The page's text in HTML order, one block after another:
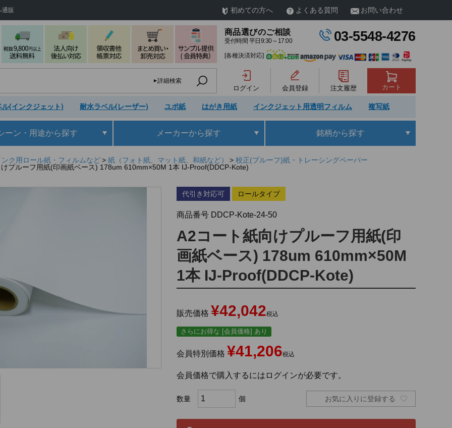
通販 初めての方へ よくある質問 お問い合わせ
商品選びのご相談
受付時間 平日9:30～17:00 03-5548-4276
[各種決済対応]
詳細検索
ログイン 会員登録 注文履歴 カート
(インクジェット) 耐水ラベル(レーザー) ユポ紙 はがき用紙 インクジェット用透明フィルム 複写紙
ーン・用途から探す メーカーから探す 銘柄から探す
ク用ロール紙・フィルムなど 紙（フォト紙、マット紙、和紙など）
校正(プルーフ)紙・トレーシングペーパー
プルーフ用紙(印画紙ベース) 178um 610mm×50M 1本 IJ-Proof(DDCP-Kote)
代引き対応可 ロールタイプ
商品番号 DDCP-Kote-24-50
A2コート紙向けプルーフ用紙(印
画紙ベース) 178um 610mm×50M
1本 IJ-Proof(DDCP-Kote)
販売価格 ¥42,042税込
さらにお得な [会員価格] あり
会員特別価格 ¥41,206税込
会員価格で購入するにはログインが必要です。
お気に入りに登録する